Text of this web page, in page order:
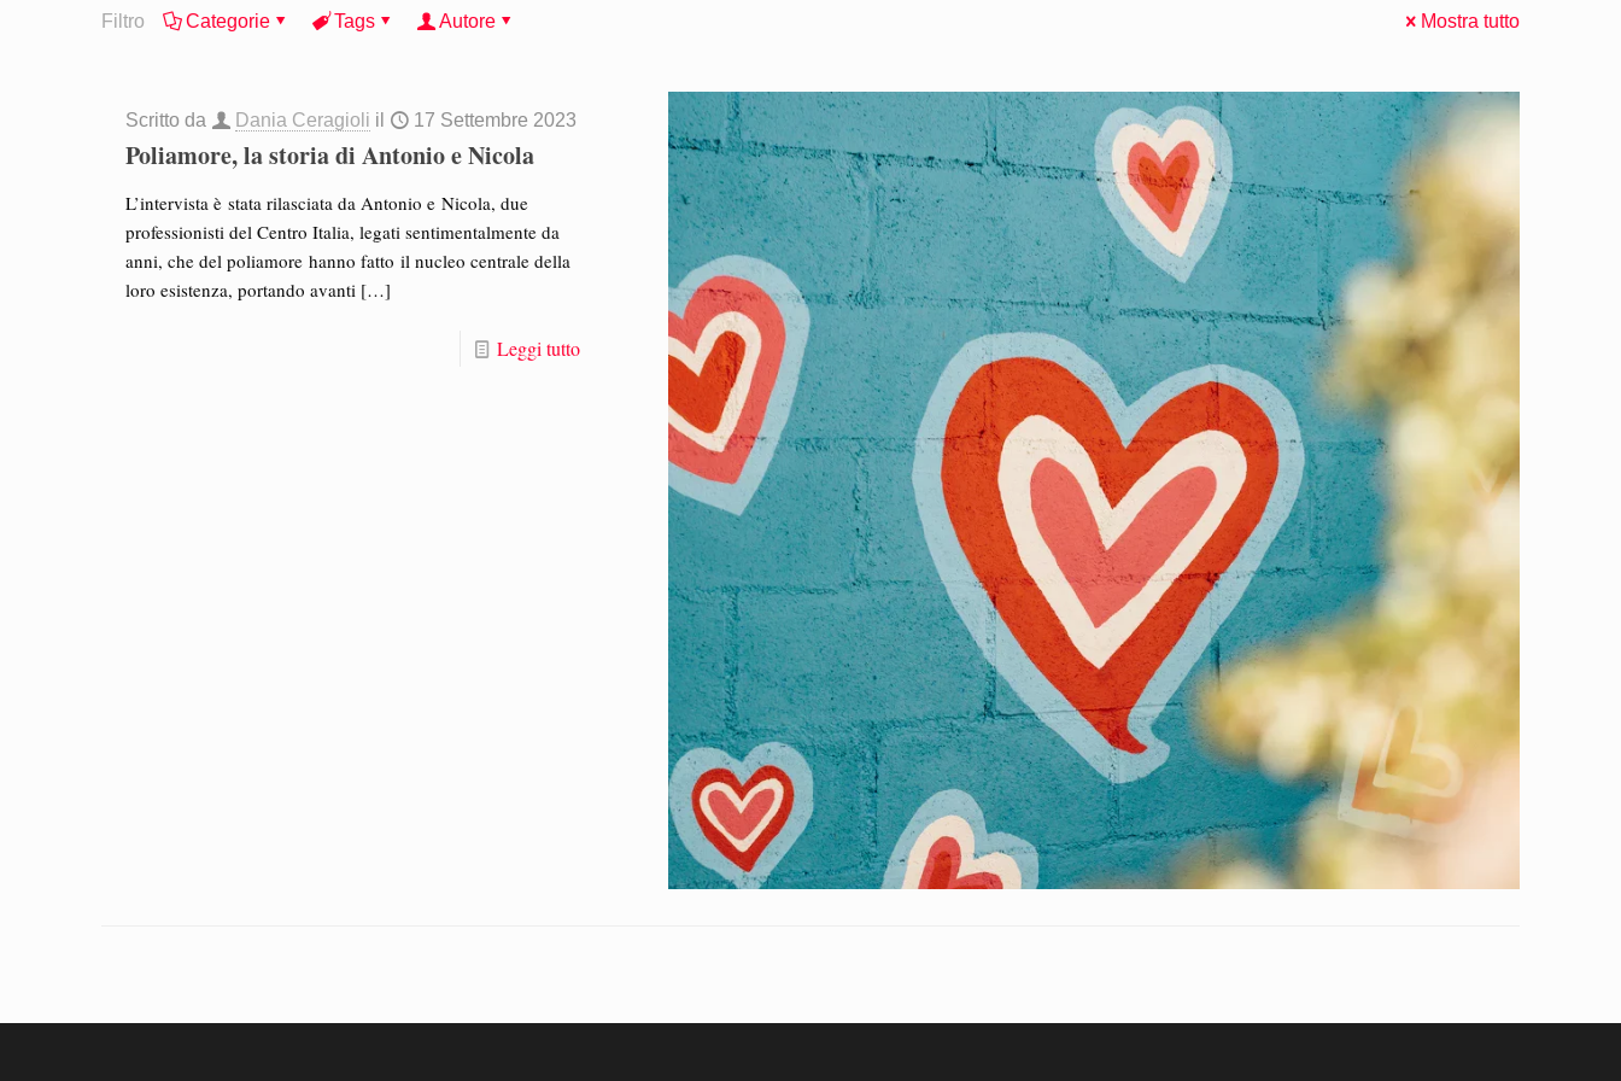
Filtro Categorie Tags Autore Mostra tutto
Scritto da Dania Ceragioli il 17 Settembre 2023
Poliamore, la storia di Antonio e Nicola
L’intervista è stata rilasciata da Antonio e Nicola, due
professionisti del Centro Italia, legati sentimentalmente da
anni, che del poliamore hanno fatto il nucleo centrale della
loro esistenza, portando avanti […]
Leggi tutto